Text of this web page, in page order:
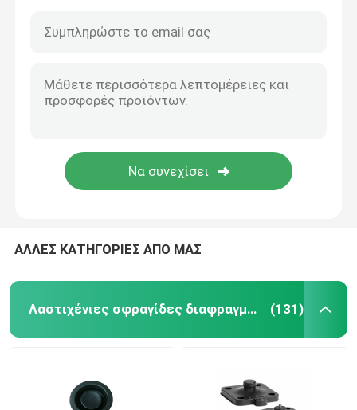
ΑΛΛΕΣ ΚΑΤΗΓΟΡΙΕΣ ΑΠΟ ΜΑΣ
Λαστιχένιες σφραγίδες διαφραγμάτων (131)